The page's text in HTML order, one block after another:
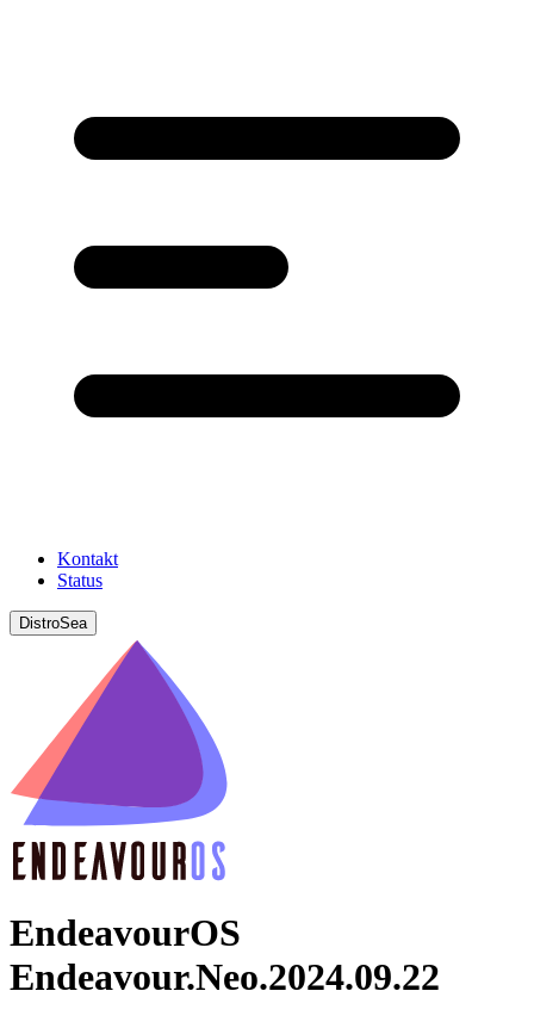
Kontakt
Status
DistroSea
EndeavourOS
Endeavour.Neo.2024.09.22